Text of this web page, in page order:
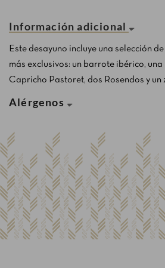
Información adicional
Este desayuno incluye una selección
más exclusivos: un barrote ibérico,
Capricho Pastoret, dos Rosendos y un
Alérgenos